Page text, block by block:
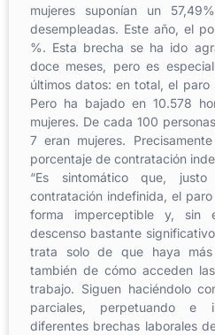
mujeres suponían un
desempleadas. Este año, el
%. Esta brecha se ha ido
doce meses, pero es
últimos datos: en total, el paro
Pero ha bajado en 10.578
mujeres. De cada 100
7 eran mujeres.
porcentaje de contratación
“Es sintomático que,
contratación indefinida, el
forma imperceptible y, sin
descenso bastante
trata solo de que haya
también de cómo acceden
trabajo. Siguen haciéndolo
parciales, perpetuando e
diferentes brechas laborales